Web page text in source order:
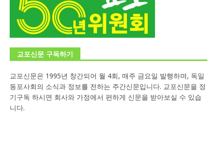
교포신문 구독하기
교포신문은 1995년 창간되어 월 4회, 매주 금요일 발행하며, 독일
동포사회의 소식과 정보를 전하는 주간신문입니다. 교포신문을 정
기구독 하시면 회사와 가정에서 편하게 신문을 받아보실 수 있습
니다.